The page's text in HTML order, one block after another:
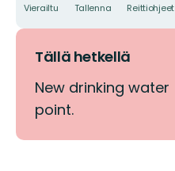
Vierailtu Tallenna Reittiohjeet
Tällä hetkellä
New drinking water
point.